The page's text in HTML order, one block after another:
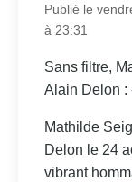
Publié le
à 23:31
Sans filtre,
Alain Delon :
Mathilde
Delon le 24
vibrant